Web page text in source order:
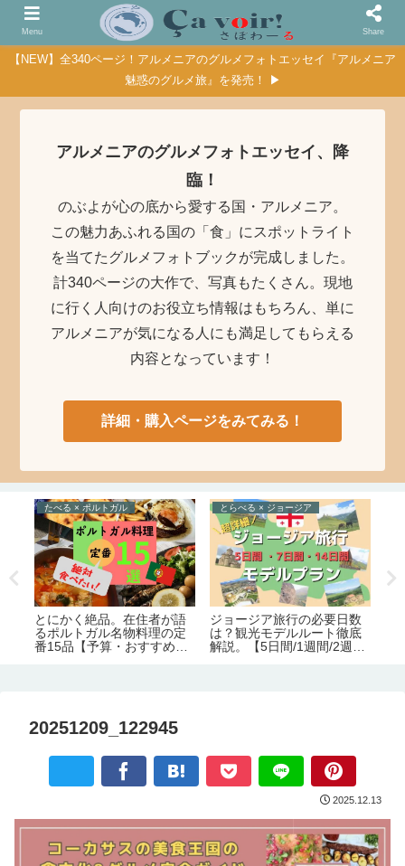
【NEW】全340ページ！アルメニアのグルメフォトエッセイ『アルメニア
魅惑のグルメ旅』を発売！ ▶
アルメニアのグルメフォトエッセイ、降
臨！
のぶよが心の底から愛する国・アルメニア。
この魅力あふれる国の「食」にスポットライト
を当てたグルメフォトブックが完成しました。
計340ページの大作で、写真もたくさん。現地
に行く人向けのお役立ち情報はもちろん、単に
アルメニアが気になる人にも満足してもらえる
内容となっています！
詳細・購入ページをみてみる！
たべる × ポルトガル
とにかく絶品。在住者が語
るポルトガル名物料理の定
番15品【予算・おすすめレ
とらべる × ジョージア
ジョージア旅行の必要日数
は？観光モデルルート徹底
解説。【5日間/1週間/2週
20251209_122945
2025.12.13
Menu Share